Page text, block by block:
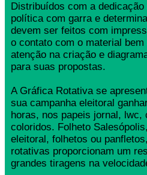
Distribuídos com a
política com garra e
devem ser feitos com
o contato com o material
atenção na criação e
para suas propostas.
A Gráfica Rotativa se
sua campanha eleitoral
horas, nos papeis jornal,
coloridos. Folheto
eleitoral, folhetos ou
rotativas proporcionam um
grandes tiragens na